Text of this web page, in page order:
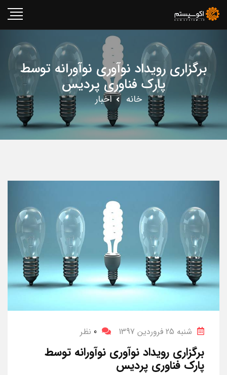
برگزاری رویداد نوآوری نوآورانه توسط
پارک فناوری پردیس
خانه اخبار
شنبه 25 فروردین 1397 0 نظر
برگزاری رویداد نوآوری نوآورانه توسط
پارک فناوری پردیس